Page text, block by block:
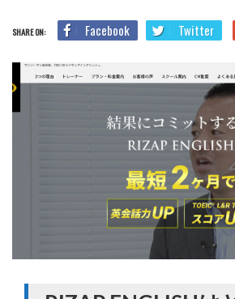
SHARE ON: Facebook Twitter